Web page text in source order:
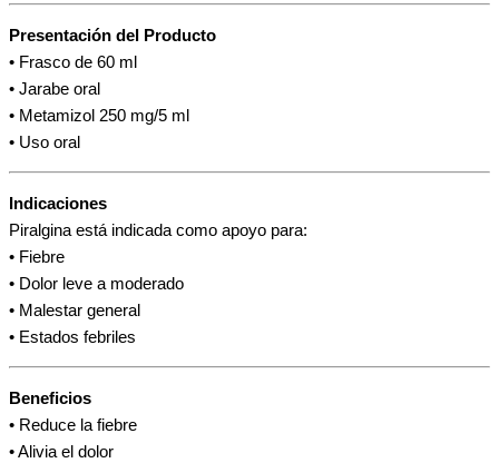
Presentación del Producto
• Frasco de 60 ml
• Jarabe oral
• Metamizol 250 mg/5 ml
• Uso oral
Indicaciones
Piralgina está indicada como apoyo para:
• Fiebre
• Dolor leve a moderado
• Malestar general
• Estados febriles
Beneficios
• Reduce la fiebre
• Alivia el dolor